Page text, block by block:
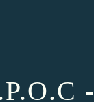
-